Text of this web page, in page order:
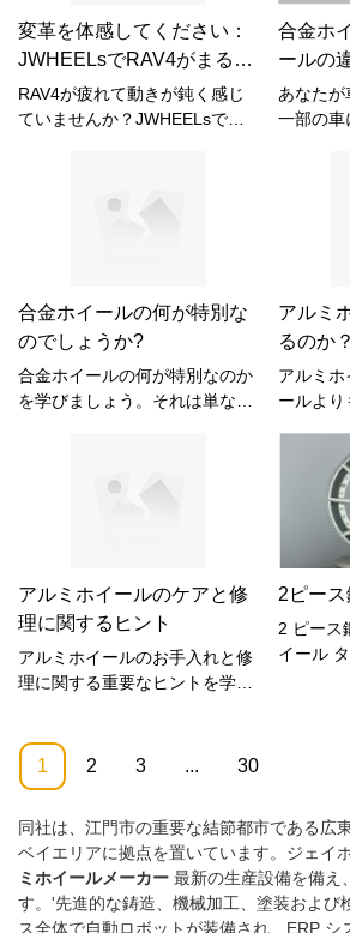
同社は、江門市の重要な結節都市である広
ベイエリアに拠点を置いています。ジェイ
ミホイールメーカー 最新の生産設備を備え
す。'先進的な鋳造、機械加工、塗装および
ス全体で自動ロボットが装備され、ERP シ
を集めましょう。#TeslaModelY
#CustomWheels #JWHEELs
#UpgradeYourRide
レード
変革を体感してください：
JWHEELsでRAV4がまるで
新車のように走ります！
#UpgradeYourDrive
RAV4が疲れて動きが鈍く感じ
ていませんか？JWHEELsで生
走りを体感できます！今すぐ
#UpgradeYourDrive で、RAVの
#JWHEELs
#RAV4Transformation
合金ホ
ールの
あなたが
一部の車
とに気
も、通
的な外
く、パフ
もメリッ
通常のス
グ投稿
常のホ
明し、
コスト
を検討
最適で
づいて決
す。合金
ールの
合金ホイールの何が特別な
のでしょうか?
合金ホイールの何が特別なのか
を学びましょう。それは単なる
ンスがありますか?
アルミ
るのか
とすべ
アルミホ
ールより
からメ
ルの寿
ついて
アルミホイールのケアと修
理に関するヒント
アルミホイールのお手入れと修
理に関する重要なヒントを学び
ォーマンスを維持しましょう。
2ピー
2 ピース
イール
1 2 3 ... 30